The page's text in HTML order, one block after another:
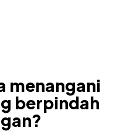
menangani
berpindah